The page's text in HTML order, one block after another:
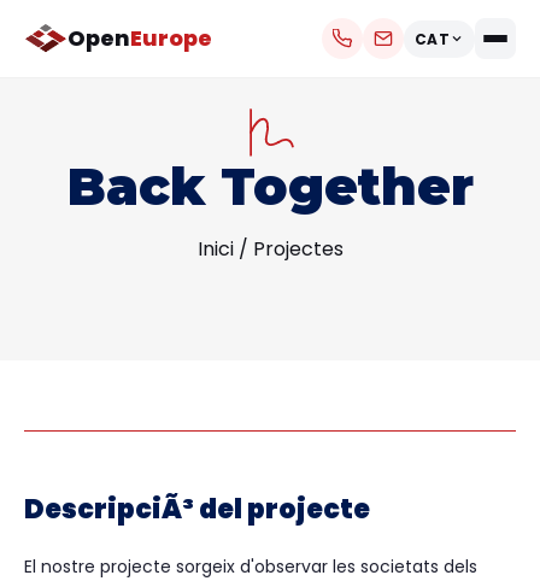
OpenEurope CAT
Back Together
Inici / Projectes
DescripciÃ³ del projecte
El nostre projecte sorgeix d'observar les societats dels